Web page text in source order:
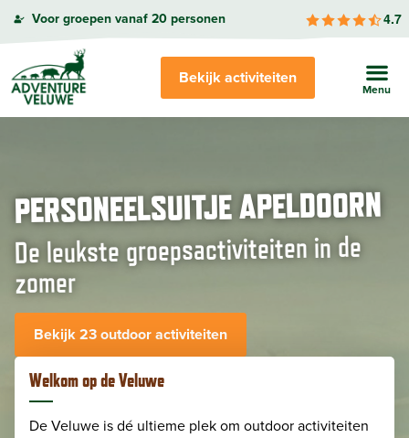
Voor groepen vanaf 20 personen 4.7
Bekijk activiteiten
PERSONEELSUITJE APELDOORN
De leukste groepsactiviteiten in de
zomer
Bekijk 23 outdoor activiteiten
Welkom op de Veluwe
De Veluwe is dé ultieme plek om outdoor activiteiten